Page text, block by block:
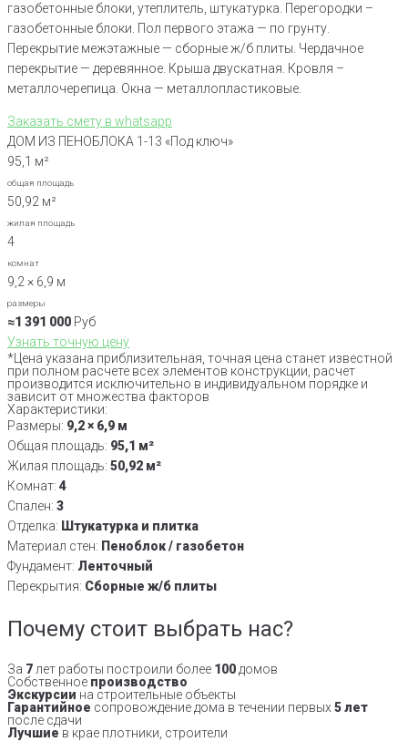
газобетонные блоки, утеплитель, штукатурка. Перегородки –
газобетонные блоки. Пол первого этажа — по грунту.
Перекрытие межэтажные — сборные ж/б плиты. Чердачное
перекрытие — деревянное. Крыша двускатная. Кровля –
металлочерепица. Окна — металлопластиковые.
Заказать смету в whatsapp
ДОМ ИЗ ПЕНОБЛОКА 1-13 «Под ключ»
95,1 м²
общая площадь
50,92 м²
жилая площадь
4
комнат
9,2 × 6,9 м
размеры
≈1 391 000 Руб
Узнать точную цену
*Цена указана приблизительная, точная цена станет известной
при полном расчете всех элементов конструкции, расчет
производится исключительно в индивидуальном порядке и
зависит от множества факторов
Характеристики:
Размеры: 9,2 × 6,9 м
Общая площадь: 95,1 м²
Жилая площадь: 50,92 м²
Комнат: 4
Спален: 3
Отделка: Штукатурка и плитка
Материал стен: Пеноблок / газобетон
Фундамент: Ленточный
Перекрытия: Сборные ж/б плиты
Почему стоит выбрать нас?
За 7 лет работы построили более 100 домов
Собственное производство
Экскурсии на строительные объекты
Гарантийное сопровождение дома в течении первых 5 лет
после сдачи
Лучшие в крае плотники, строители